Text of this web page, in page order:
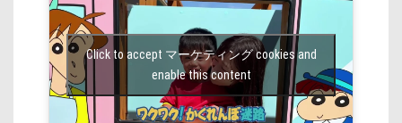
Click to accept マーケティング cookies and
enable this content